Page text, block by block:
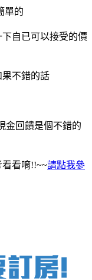
單的
自已可以接受的價
不錯的話
金回饋是個不錯的
看看唷!!~~請點我參